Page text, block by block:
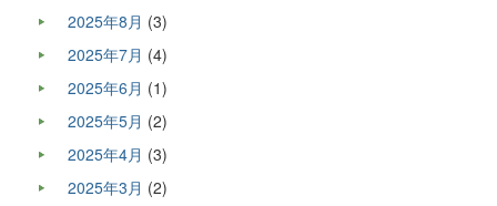
2025年8月 (3)
2025年7月 (4)
2025年6月 (1)
2025年5月 (2)
2025年4月 (3)
2025年3月 (2)